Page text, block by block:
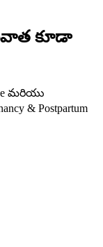
కూడా
మరియు
& Postpartum